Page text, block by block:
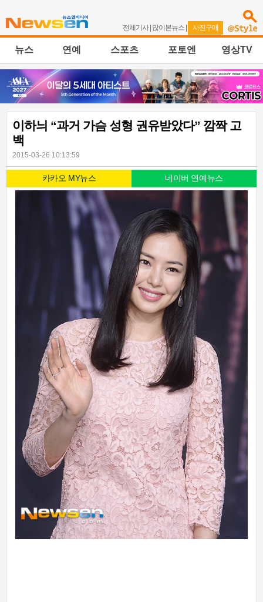
전체기사| 많이본뉴스 | 사진구매
뉴스 연예 스포츠 포토엔 영상TV
이하늬 “과거 가슴 성형 권유받았다” 깜짝 고
백
2015-03-26 10:13:59
카카오 MY뉴스 네이버 연예뉴스